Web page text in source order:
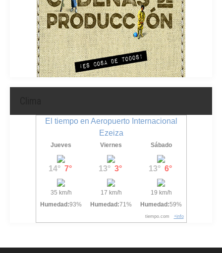
El tiempo en Aeropuerto Internacional
Ezeiza
Jueves
14° 7°
35 km/h
Humedad:93%
Viernes
13° 3°
17 km/h
Humedad:71%
Sábado
13° 6°
19 km/h
Humedad:59%
tiempo.com +info